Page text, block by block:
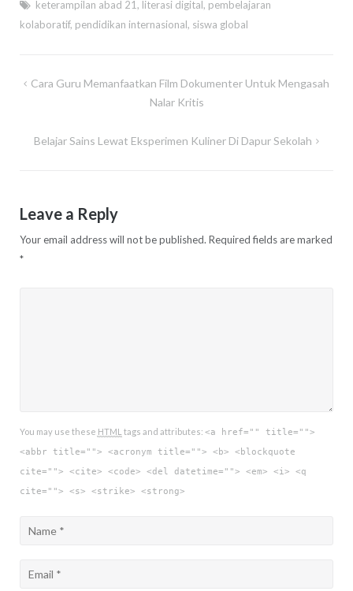
keterampilan abad 21, literasi digital, pembelajaran
kolaboratif, pendidikan internasional, siswa global
Post
Cara Guru Memanfaatkan Film Dokumenter Untuk Mengasah
Nalar Kritis
Belajar Sains Lewat Eksperimen Kuliner Di Dapur Sekolah
Leave a Reply
Your email address will not be published. Required fields are marked
*
You may use these HTML tags and attributes: <a href="" title="">
<abbr title=""> <acronym title=""> <b> <blockquote
cite=""> <cite> <code> <del datetime=""> <em> <i> <q
cite=""> <s> <strike> <strong>